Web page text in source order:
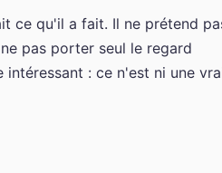
ce qu'il a fait. Il ne prétend
pas porter seul le regard
: ce n'est ni une